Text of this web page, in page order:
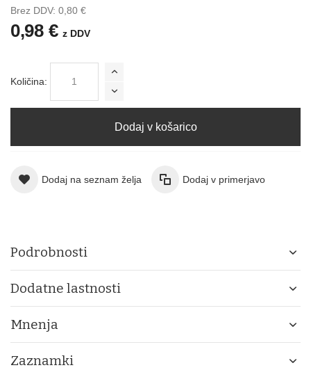
Brez DDV: 0,80 €
0,98 € z DDV
Količina:
Dodaj v košarico
Dodaj na seznam želja Dodaj v primerjavo
Podrobnosti
Dodatne lastnosti
Mnenja
Zaznamki